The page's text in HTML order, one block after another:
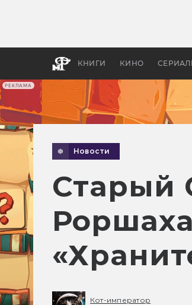
РЕКЛАМА
КНИГИ КИНО
Новости
Старый
Кот-император